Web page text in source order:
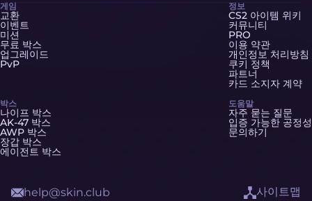
게임
교환
이벤트
미션
무료 박스
업그레이드
PvP
박스
나이프 박스
AK-47 박스
AWP 박스
장갑 박스
에이전트 박스
정보
CS2 아이템 위키
커뮤니티
PRO
이용 약관
개인정보 처리방침
쿠키 정책
파트너
카드 소지자 계약
도움말
자주 묻는 질문
입증 가능한 공정성
문의하기
help@skin.club 사이트맵